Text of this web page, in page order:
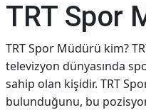
TRT Spor
TRT Spor Müdürü kim?
televizyon dünyasında
sahip olan kişidir. TRT
bulunduğunu, bu